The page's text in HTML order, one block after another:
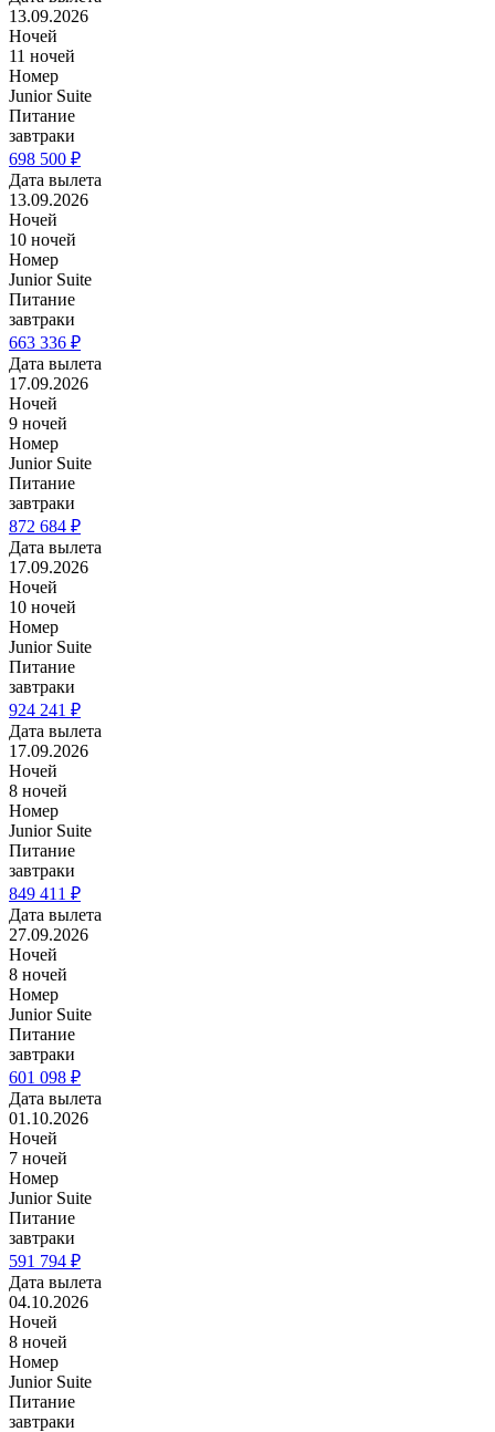
13.09.2026
Ночей
11 ночей
Номер
Junior Suite
Питание
завтраки
698 500 ₽
Дата вылета
13.09.2026
Ночей
10 ночей
Номер
Junior Suite
Питание
завтраки
663 336 ₽
Дата вылета
17.09.2026
Ночей
9 ночей
Номер
Junior Suite
Питание
завтраки
872 684 ₽
Дата вылета
17.09.2026
Ночей
10 ночей
Номер
Junior Suite
Питание
завтраки
924 241 ₽
Дата вылета
17.09.2026
Ночей
8 ночей
Номер
Junior Suite
Питание
завтраки
849 411 ₽
Дата вылета
27.09.2026
Ночей
8 ночей
Номер
Junior Suite
Питание
завтраки
601 098 ₽
Дата вылета
01.10.2026
Ночей
7 ночей
Номер
Junior Suite
Питание
завтраки
591 794 ₽
Дата вылета
04.10.2026
Ночей
8 ночей
Номер
Junior Suite
Питание
завтраки